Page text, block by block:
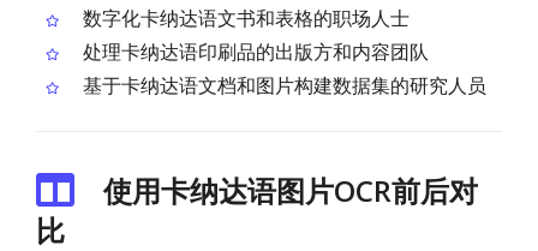
数字化卡纳达语文书和表格的职场人士
处理卡纳达语印刷品的出版方和内容团队
基于卡纳达语文档和图片构建数据集的研究人员
使用卡纳达语图片OCR前后对
比